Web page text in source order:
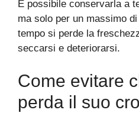
È possibile conservarla a
ma solo per un massimo
tempo si perde la
seccarsi e deteriorarsi.
Come evitare
perda il suo